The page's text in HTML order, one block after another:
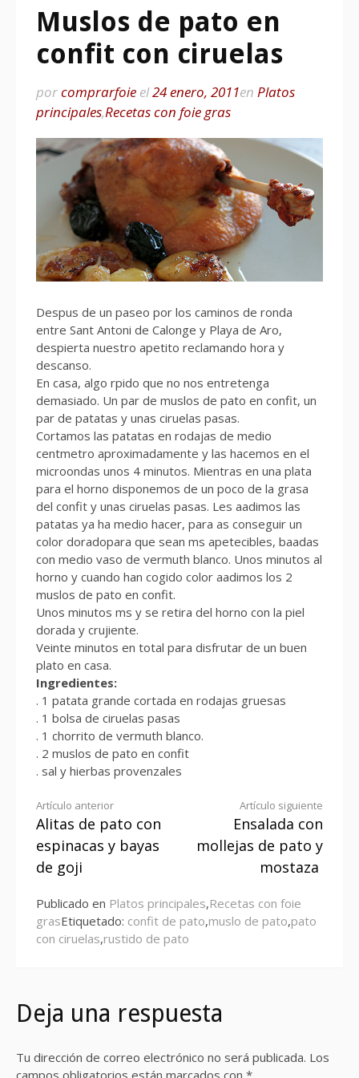
Muslos de pato en
confit con ciruelas
porcomprarfoie el24 enero, 2011en Platos
principales,Recetas con foie gras
Despus de un paseo por los caminos de ronda
entre Sant Antoni de Calonge y Playa de Aro,
despierta nuestro apetito reclamando hora y
descanso.
En casa, algo rpido que no nos entretenga
demasiado. Un par de muslos de pato en confit, un
par de patatas y unas ciruelas pasas.
Cortamos las patatas en rodajas de medio
centmetro aproximadamente y las hacemos en el
microondas unos 4 minutos. Mientras en una plata
para el horno disponemos de un poco de la grasa
del confit y unas ciruelas pasas. Les aadimos las
patatas ya ha medio hacer, para as conseguir un
color doradopara que sean ms apetecibles, baadas
con medio vaso de vermuth blanco. Unos minutos al
horno y cuando han cogido color aadimos los 2
muslos de pato en confit.
Unos minutos ms y se retira del horno con la piel
dorada y crujiente.
Veinte minutos en total para disfrutar de un buen
plato en casa.
Ingredientes:
. 1 patata grande cortada en rodajas gruesas
. 1 bolsa de ciruelas pasas
. 1 chorrito de vermuth blanco.
. 2 muslos de pato en confit
. sal y hierbas provenzales
Seguir
leyendo
Artículo anterior
Alitas de pato con
espinacas y bayas
de goji
Artículo siguiente
Ensalada con
mollejas de pato y
mostaza
Publicado en Platos principales,Recetas con foie
grasEtiquetado: confit de pato,muslo de pato,pato
con ciruelas,rustido de pato
Deja una respuesta
Tu dirección de correo electrónico no será publicada. Los
campos obligatorios están marcados con *